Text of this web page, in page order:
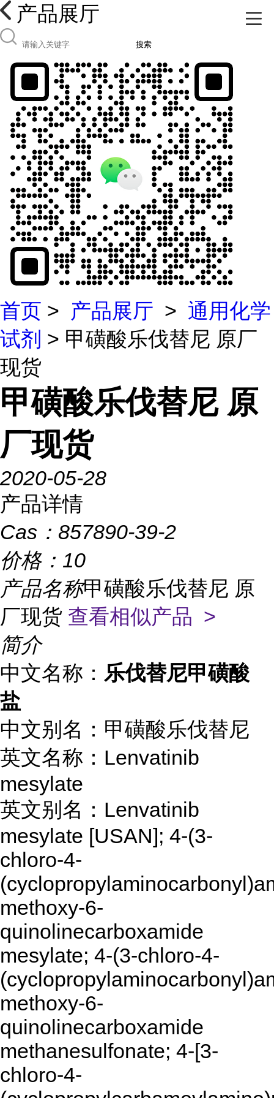
产品展厅
搜索
首页 > 产品展厅 > 通用化学
试剂 > 甲磺酸乐伐替尼 原厂
现货
甲磺酸乐伐替尼 原
厂现货
2020-05-28
产品详情
Cas： 857890-39-2
价格： 10
产品名称甲磺酸乐伐替尼 原
厂现货 查看相似产品 >
简介
中文名称： 乐伐替尼甲磺酸
盐
中文别名：甲磺酸乐伐替尼
英文名称：Lenvatinib
mesylate
英文别名：Lenvatinib
mesylate [USAN]; 4-(3-
chloro-4-
methoxy-6-
quinolinecarboxamide
mesylate; 4-(3-chloro-4-
methoxy-6-
quinolinecarboxamide
methanesulfonate; 4-[3-
chloro-4-